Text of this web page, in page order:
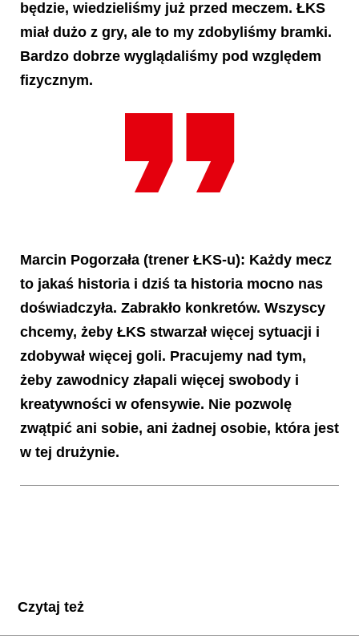
będzie, wiedzieliśmy już przed meczem. ŁKS
miał dużo z gry, ale to my zdobyliśmy bramki.
Bardzo dobrze wyglądaliśmy pod względem
fizycznym.
Marcin Pogorzała (trener ŁKS-u): Każdy mecz
to jakaś historia i dziś ta historia mocno nas
doświadczyła. Zabrakło konkretów. Wszyscy
chcemy, żeby ŁKS stwarzał więcej sytuacji i
zdobywał więcej goli. Pracujemy nad tym,
żeby zawodnicy złapali więcej swobody i
kreatywności w ofensywie. Nie pozwolę
zwątpić ani sobie, ani żadnej osobie, która jest
w tej drużynie.
Czytaj też